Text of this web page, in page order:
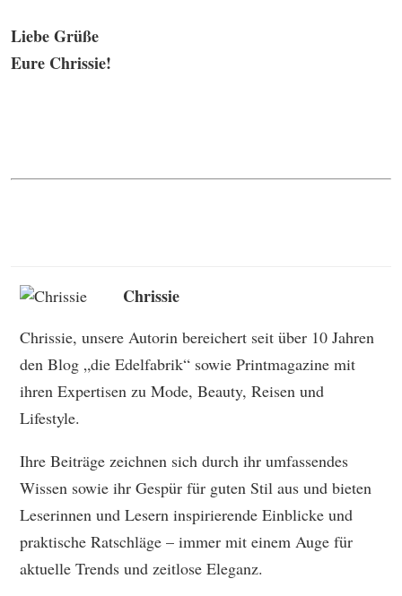
Liebe Grüße
Eure Chrissie!
Chrissie
Chrissie, unsere Autorin bereichert seit über 10 Jahren
den Blog „die Edelfabrik“ sowie Printmagazine mit
ihren Expertisen zu Mode, Beauty, Reisen und
Lifestyle.
Ihre Beiträge zeichnen sich durch ihr umfassendes
Wissen sowie ihr Gespür für guten Stil aus und bieten
Leserinnen und Lesern inspirierende Einblicke und
praktische Ratschläge – immer mit einem Auge für
aktuelle Trends und zeitlose Eleganz.